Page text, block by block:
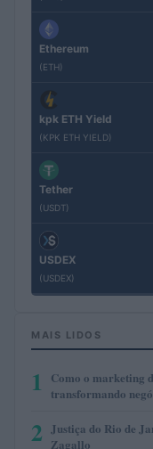
Ethereum
(ETH)
kpk ETH Yield
(KPK ETH YIELD)
Tether
(USDT)
USDEX
(USDEX)
MAIS LIDOS
1
Como o marketing
transformando
2
Justiça do Rio de
Zagallo